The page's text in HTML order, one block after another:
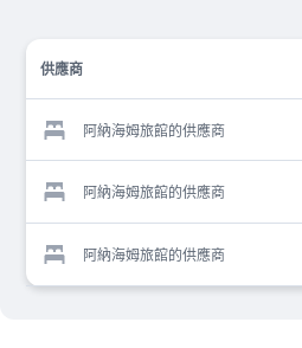
供應商
阿納海姆旅館的供應商
阿納海姆旅館的供應商
阿納海姆旅館的供應商